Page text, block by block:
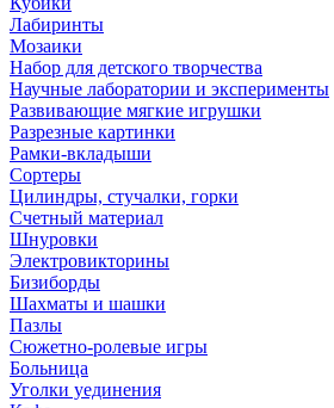
Лабиринты
Мозаики
Набор для детского творчества
Научные лаборатории и эксперименты
Развивающие мягкие игрушки
Разрезные картинки
Рамки-вкладыши
Сортеры
Цилиндры, стучалки, горки
Счетный материал
Шнуровки
Электровикторины
Бизиборды
Шахматы и шашки
Пазлы
Сюжетно-ролевые игры
Больница
Уголки уединения